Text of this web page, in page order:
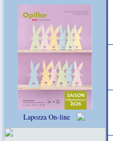
Lapozza On-line